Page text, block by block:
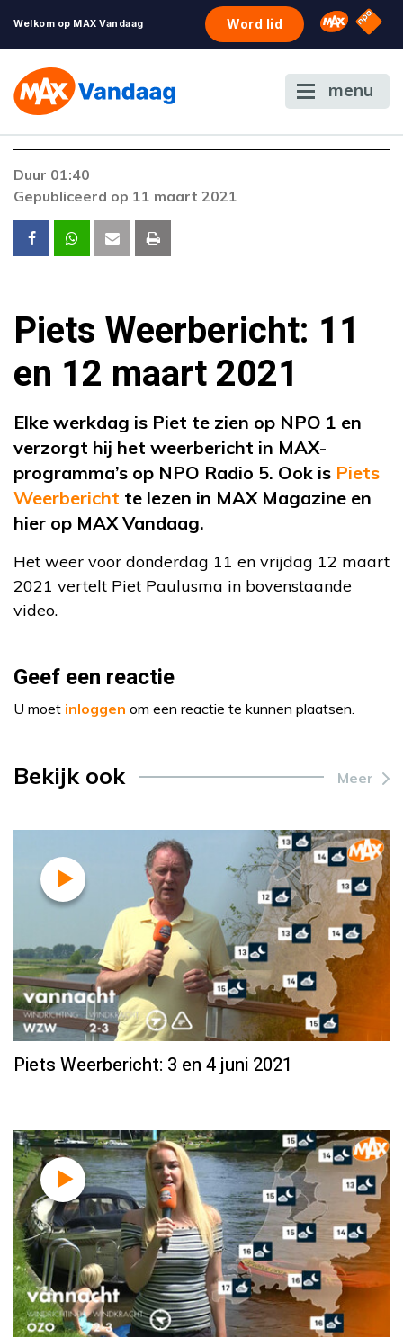
Welkom op MAX Vandaag Word lid Omroep
NPO
menu
Duur 01:40
Gepubliceerd op 11 maart 2021
Piets Weerbericht: 11
en 12 maart 2021
Elke werkdag is Piet te zien op NPO 1 en
verzorgt hij het weerbericht in MAX-
programma’s op NPO Radio 5. Ook is Piets
Weerbericht te lezen in MAX Magazine en
hier op MAX Vandaag.
Het weer voor donderdag 11 en vrijdag 12 maart
2021 vertelt Piet Paulusma in bovenstaande
video.
Geef een reactie
U moet inloggen om een reactie te kunnen plaatsen.
Bekijk ook Meer
Piets Weerbericht: 3 en 4 juni 2021